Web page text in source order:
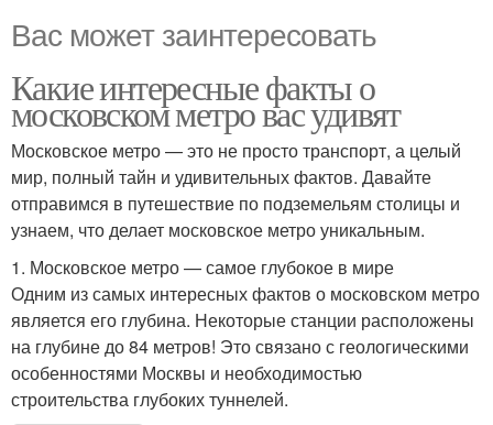
Вас может заинтересовать
Какие интересные факты о
московском метро вас удивят
Московское метро — это не просто транспорт, а целый
мир, полный тайн и удивительных фактов. Давайте
отправимся в путешествие по подземельям столицы и
узнаем, что делает московское метро уникальным.
1. Московское метро — самое глубокое в мире
Одним из самых интересных фактов о московском метро
является его глубина. Некоторые станции расположены
на глубине до 84 метров! Это связано с геологическими
особенностями Москвы и необходимостью
строительства глубоких туннелей.